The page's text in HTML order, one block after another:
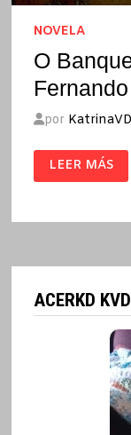
NOVELA
O
por KatrinaVD
O
BANQUEIRO
ANARQUISTA
PESSOA
LEER MÁS
ACERKD KVD